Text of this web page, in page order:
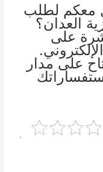
معكم لطلب
العدان؟
على
على مدار
.